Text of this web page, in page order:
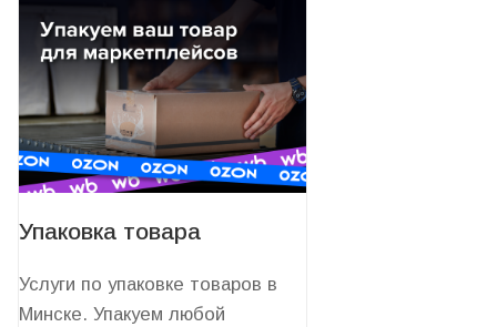
Упаковка товара
Услуги по упаковке товаров в
Минске. Упакуем любой